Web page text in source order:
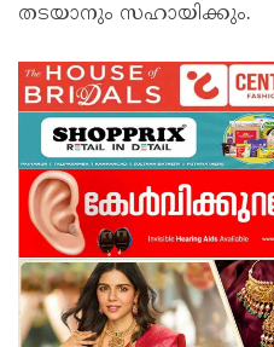
തടയാനും സഹായിക്കും.